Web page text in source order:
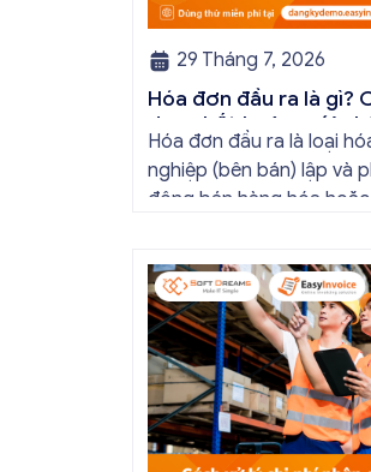
29 Tháng 7, 2026
Hóa đơn đầu ra là gì?
dung bắt buộc mới
Hóa đơn đầu ra là loại
nghiệp (bên bán) lập và
động bán hàng hóa
hành chính không đáng